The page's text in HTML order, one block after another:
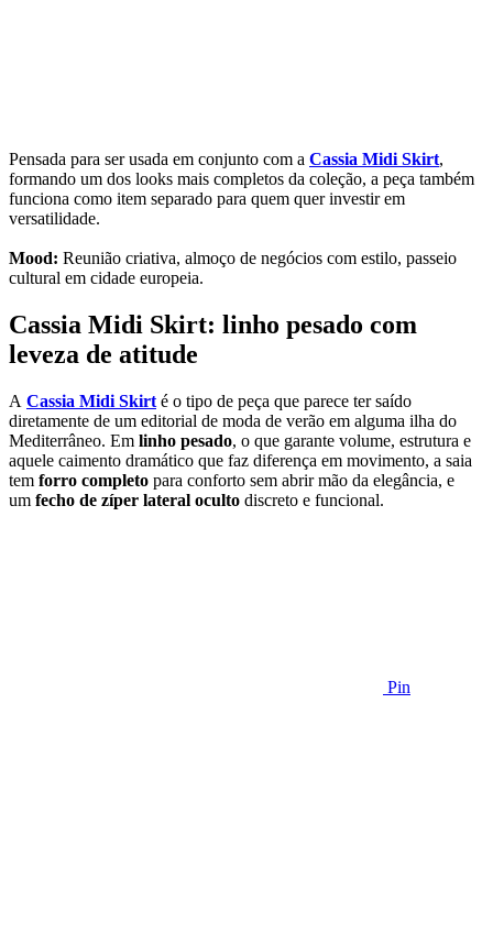
Pensada para ser usada em conjunto com a Cassia Midi Skirt,
formando um dos looks mais completos da coleção, a peça também
funciona como item separado para quem quer investir em
versatilidade.
Mood: Reunião criativa, almoço de negócios com estilo, passeio
cultural em cidade europeia.
Cassia Midi Skirt: linho pesado com
leveza de atitude
A Cassia Midi Skirt é o tipo de peça que parece ter saído
diretamente de um editorial de moda de verão em alguma ilha do
Mediterrâneo. Em linho pesado, o que garante volume, estrutura e
aquele caimento dramático que faz diferença em movimento, a saia
tem forro completo para conforto sem abrir mão da elegância, e
um fecho de zíper lateral oculto discreto e funcional.
Pin